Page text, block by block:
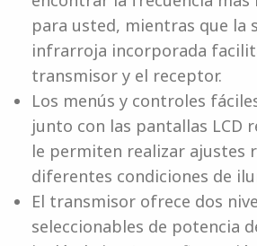
para usted, mientras que la
infrarroja incorporada
transmisor y el receptor.
Los menús y controles
junto con las pantallas LCD
le permiten realizar ajustes
diferentes condiciones de
El transmisor ofrece dos
seleccionables de potencia